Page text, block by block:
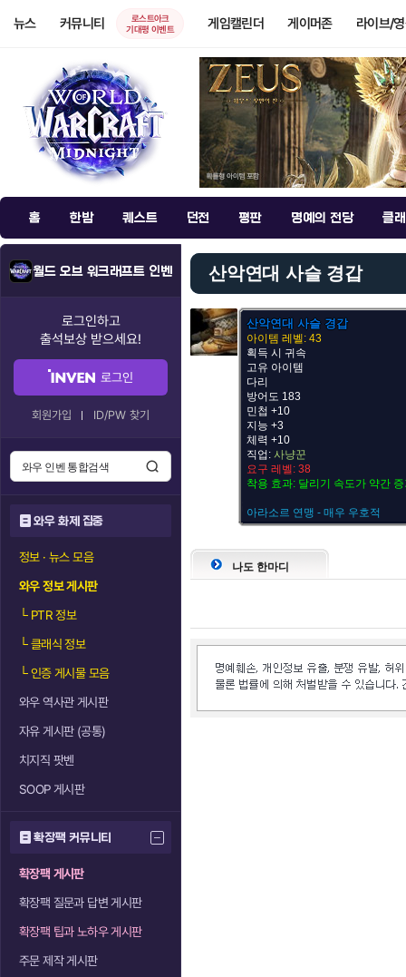
뉴스 커뮤니티
로스트아크
기대평 이벤트
게임캘린더 게이머존 라이브/
홈 한밤 퀘스트 던전 평판 명예의 전당 클
월드 오브 워크래프트 인벤
로그인하고
출석보상 받으세요!
로그인
회원가입 ID/PW 찾기
와우 화제 집중
정보 · 뉴스 모음
와우 정보 게시판
└PTR 정보
└클래식 정보
└인증 게시물 모음
와우 역사관 게시판
자유 게시판 (공통)
치지직 팟벤
SOOP 게시판
확장팩 커뮤니티
확장팩 게시판
확장팩 질문과 답변 게시판
확장팩 팁과 노하우 게시판
주문 제작 게시판
산악연대 사슬 경갑
산악연대 사슬 경갑
아이템 레벨: 43
획득 시 귀속
고유 아이템
다리
방어도 183
민첩 +10
지능 +3
체력 +10
직업: 사냥꾼
요구 레벨: 38
착용 효과: 달리기 속도가 약간
아라소르 연맹 - 매우 우호적
나도 한마디